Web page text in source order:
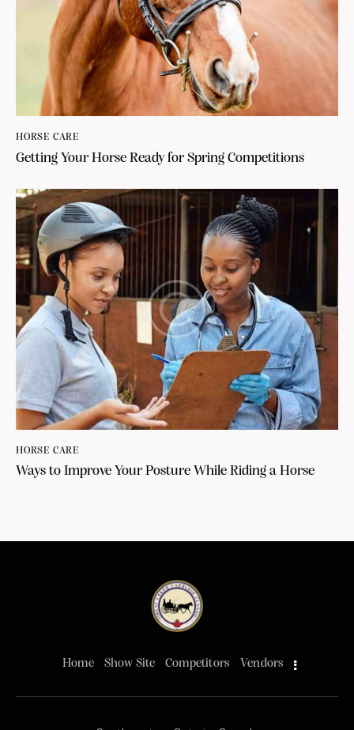
HORSE CARE
Getting Your Horse Ready for Spring Competitions
HORSE CARE
Ways to Improve Your Posture While Riding a Horse
Home Show Site Competitors Vendors